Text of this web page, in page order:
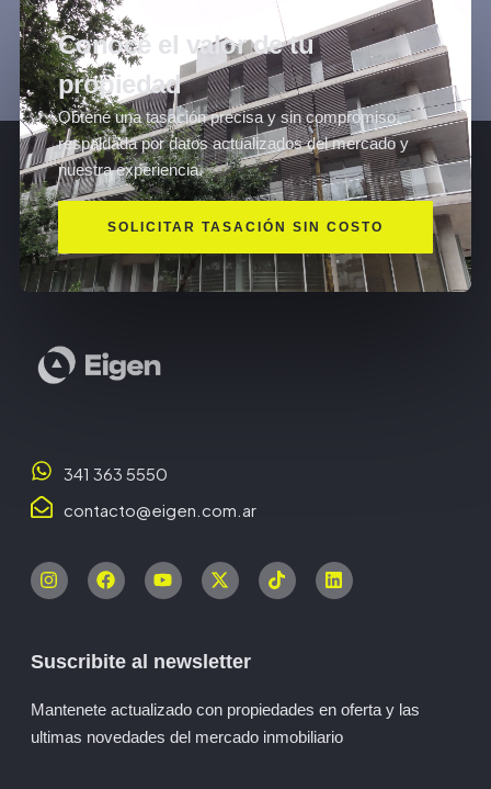
Conocé el valor de tu
propiedad
Obtené una tasación precisa y sin compromiso,
respaldada por datos actualizados del mercado y
nuestra experiencia.
SOLICITAR TASACIÓN SIN COSTO
341 363 5550
contacto@eigen.com.ar
Suscribite al newsletter
Mantenete actualizado con propiedades en oferta y las
ultimas novedades del mercado inmobiliario